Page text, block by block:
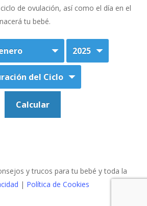
de ovulación, así como el día en el
tu bebé.
y trucos para tu bebé y toda la
| Política de Cookies